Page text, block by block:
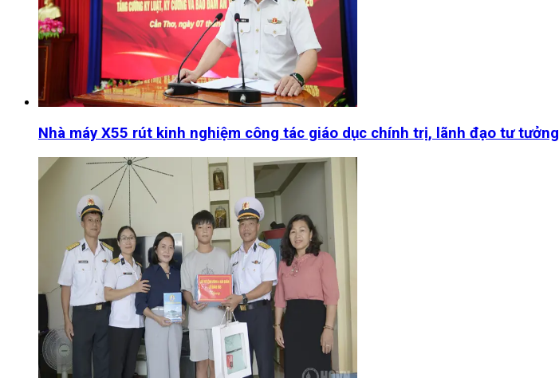
Nhà máy X55 rút kinh nghiệm công tác giáo dục chính trị, lãnh đạo tư tưởng